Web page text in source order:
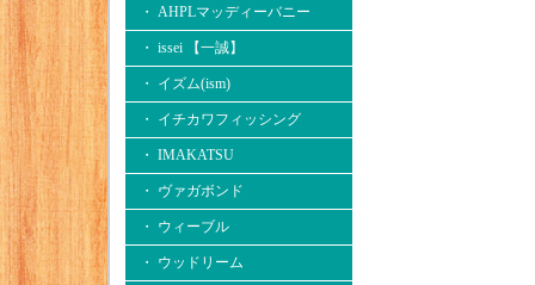
・ AHPLマッディーバニー
・ issei 【一誠】
・ イズム(ism)
・ イチカワフィッシング
・ IMAKATSU
・ ヴァガボンド
・ ウィーブル
・ ウッドリーム